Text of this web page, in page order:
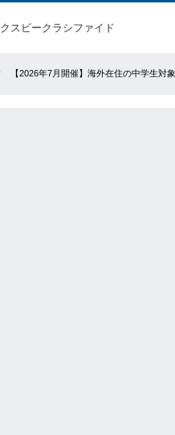
スビークラシファイド
【2026年7月開催】海外在住の中学生